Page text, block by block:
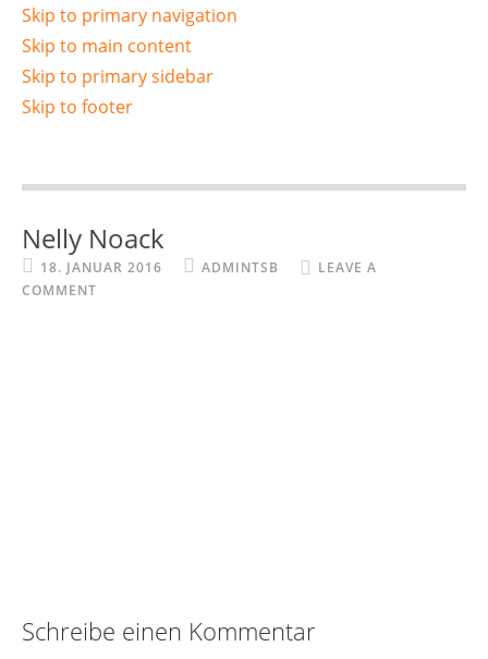
Skip to primary navigation
Skip to main content
Skip to primary sidebar
Skip to footer
Nelly Noack
18. JANUAR 2016 ADMINTSB
LEAVE A
COMMENT
Reader
Interactions
Schreibe einen Kommentar